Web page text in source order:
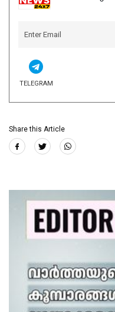
TELEGRAM
Share this Article